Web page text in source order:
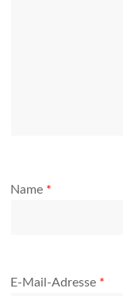
Name *
E-Mail-Adresse *